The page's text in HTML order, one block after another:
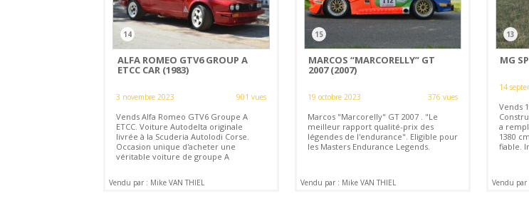
14
ALFA ROMEO GTV6 GROUP A
ETCC CAR (1983)
3 novembre 2023 901 vues
Vends Alfa Romeo GTV6 Groupe A
ETCC. Voiture Autodelta originale
livrée à la Scuderia Autolodi Corse.
Occasion unique d'acheter une
véritable voiture de groupe A
Vendu par : Mike VAN THIEL
15
MARCOS “MARCORELLY” GT
2007 (2007)
19 octobre 2023 376 vues
Marcos "Marcorelly" GT 2007 . "Le
meilleur rapport qualité-prix des
légendes de l'endurance". Eligible pour
les Masters Endurance Legends.
Vendu par : Mike VAN THIEL
13
MG
14
Vends
a
1380
fiable.
Vendu par